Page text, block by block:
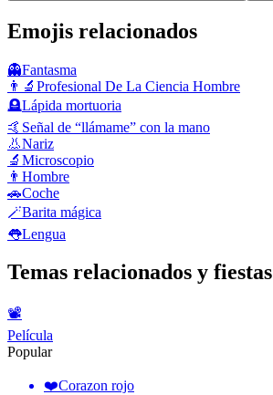
Emojis relacionados
👻Fantasma
👨‍🔬 Profesional De La Ciencia Hombre
🪦Lápida mortuoria
🤙 Señal de “llámame” con la mano
👃Nariz
🔬 Microscopio
👨 Hombre
🚗Coche
🪄Barita mágica
👅Lengua
Temas relacionados y fiestas
📽
Película
Popular
❤️Corazon rojo